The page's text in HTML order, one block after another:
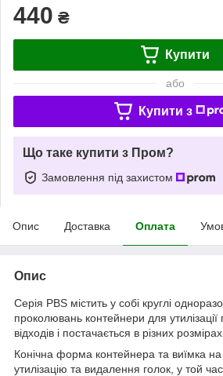
440 ₴
Купити
або
Купити з
Що таке купити з Пром?
Замовлення під захистом
Опис Доставка Оплата
Опис
Серія PBS містить у собі круглі
проколювань контейнери для
відходів і постачається в різних розмірах.
Конічна форма контейнера та виїмка
утилізацію та видалення голок, у той